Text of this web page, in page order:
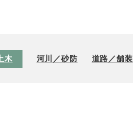
木 河川／砂防 道路／舗装